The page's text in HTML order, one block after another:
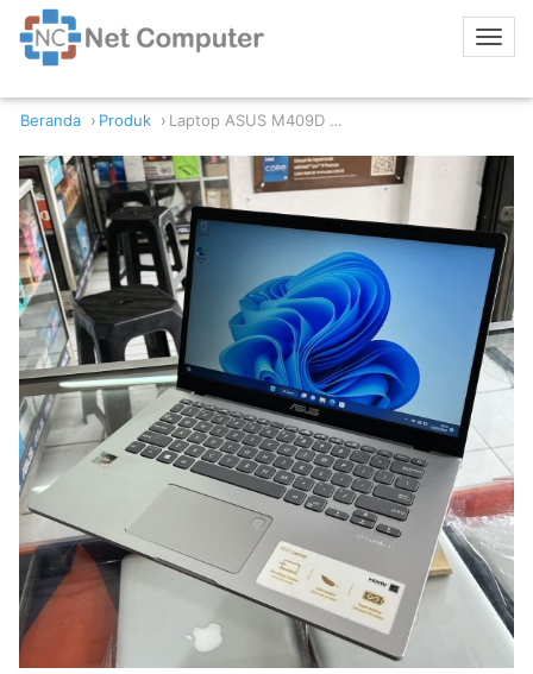
Beranda Produk Laptop ASUS M409D AMD Ryzen 3 3200U 8/256GB